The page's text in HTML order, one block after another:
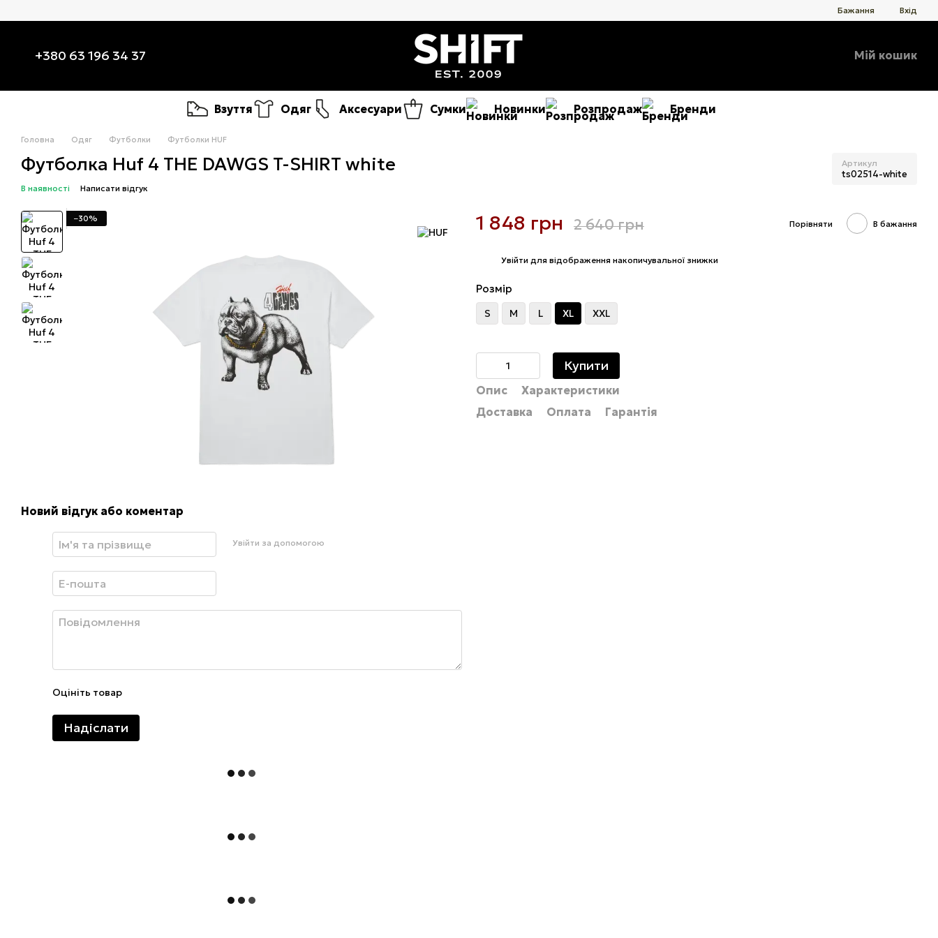
Бажання Вхід
+380 63 196 34 37 Мій кошик
Взуття Одяг Аксесуари Сумки Новинки Розпродаж Бренди
Головна Одяг Футболки Футболки HUF
Футболка Huf 4 THE DAWGS T-SHIRT white Артикул
ts02514-white
В наявності Написати відгук
−30%
Новий відгук або коментар
Увійти за допомогою
Оцініть товар
Надіслати
1 848 грн 2 640 грн Порівняти В бажання
Увійти для відображення накопичувальної знижки
Розмір
S M L XL XXL
Купити
Опис
Характеристики
Доставка
Оплата Гарантія